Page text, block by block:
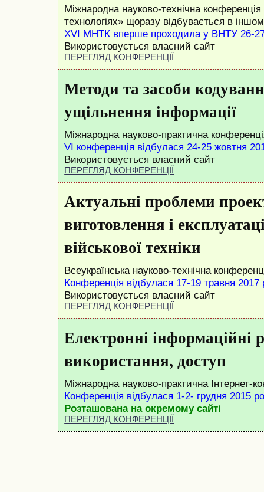
Міжнародна науково-технічна конференція
технологіях» щоразу відбувається в
XVI МНТК вперше проходила у ВНТУ 26-27
Використовується власний сайт
ПЕРЕГЛЯД КОНФЕРЕНЦІЇ
Методи та засоби
ущільнення інформації
Міжнародна науково-практична
VI конференція відбулася 24-25 жовтня
Використовується власний сайт
ПЕРЕГЛЯД КОНФЕРЕНЦІЇ
Актуальні проблеми
виготовлення і
військової техніки
Всеукраїнська науково-технічна
Конференція відбулася 17-19 травня 2017
Використовується власний сайт
ПЕРЕГЛЯД КОНФЕРЕНЦІЇ
Електронні інформаційні
використання, доступ
Міжнародна науково-практична Інтернет-
Конференція відбулася 1-2- грудня 2015
Розташована на окремому сайті
ПЕРЕГЛЯД КОНФЕРЕНЦІЇ